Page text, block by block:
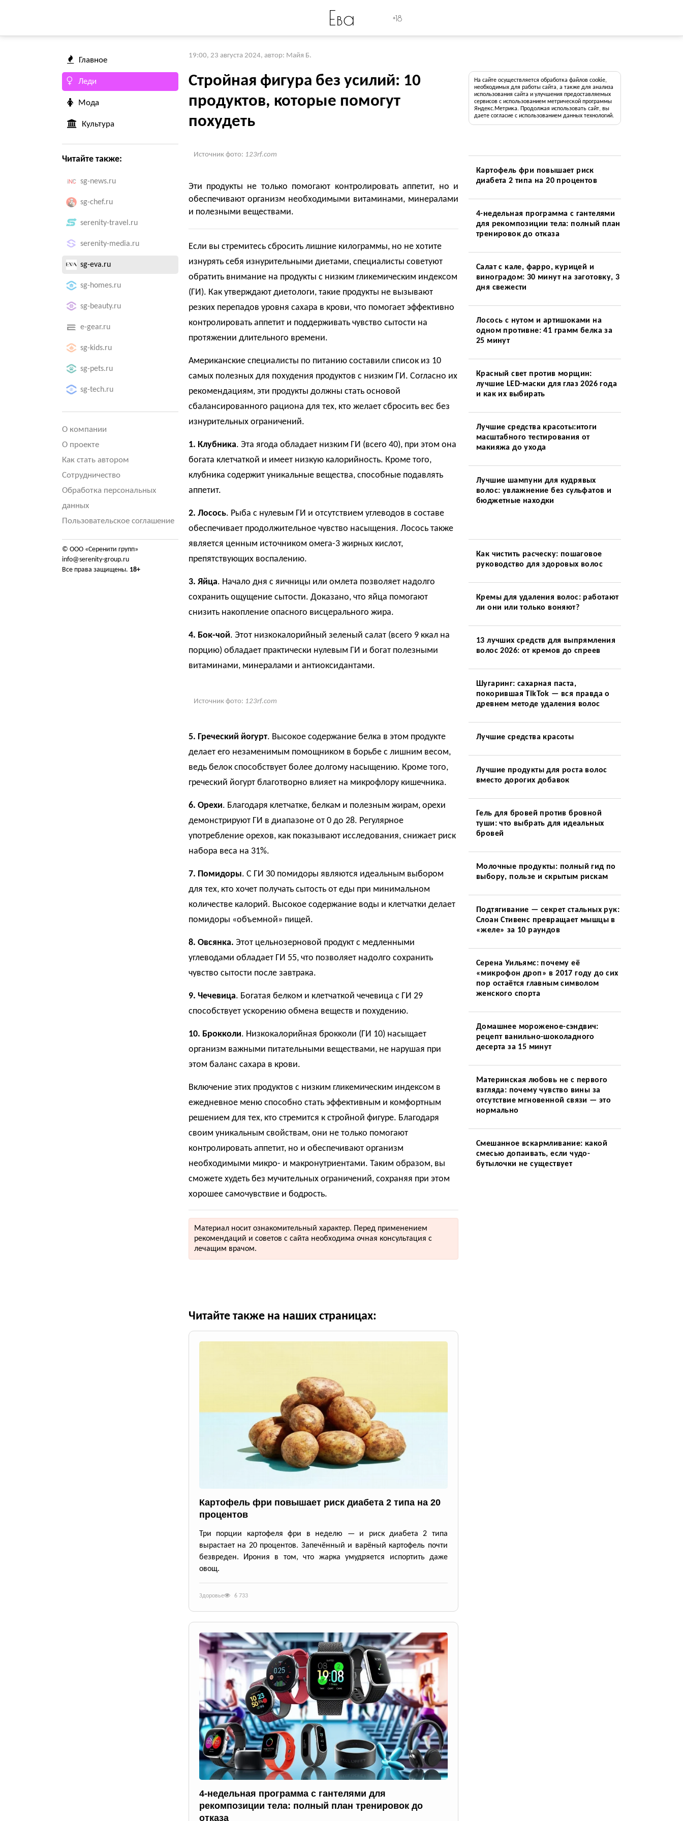
Ева +18
Главное
Леди
Мода
Культура
Читайте также:
sg-news.ru
sg-chef.ru
serenity-travel.ru
serenity-media.ru
sg-eva.ru
sg-homes.ru
sg-beauty.ru
e-gear.ru
sg-kids.ru
sg-pets.ru
sg-tech.ru
О компании
О проекте
Как стать автором
Сотрудничество
Обработка персональных
данных
Пользовательское соглашение
© ООО «Серенити групп»
info@serenity-group.ru
Все права защищены. 18+
19:00, 23 августа 2024, автор: Майя Б.
Стройная фигура без усилий: 10
продуктов, которые помогут
похудеть
Источник фото: 123rf.com
Эти продукты не только помогают контролировать аппетит, но и
обеспечивают организм необходимыми витаминами, минералами
и полезными веществами.
Если вы стремитесь сбросить лишние килограммы, но не хотите
изнурять себя изнурительными диетами, специалисты советуют
обратить внимание на продукты с низким гликемическим индексом
(ГИ). Как утверждают диетологи, такие продукты не вызывают
резких перепадов уровня сахара в крови, что помогает эффективно
контролировать аппетит и поддерживать чувство сытости на
протяжении длительного времени.
Американские специалисты по питанию составили список из 10
самых полезных для похудения продуктов с низким ГИ. Согласно их
рекомендациям, эти продукты должны стать основой
сбалансированного рациона для тех, кто желает сбросить вес без
изнурительных ограничений.
1. Клубника. Эта ягода обладает низким ГИ (всего 40), при этом она
богата клетчаткой и имеет низкую калорийность. Кроме того,
клубника содержит уникальные вещества, способные подавлять
аппетит.
2. Лосось. Рыба с нулевым ГИ и отсутствием углеводов в составе
обеспечивает продолжительное чувство насыщения. Лосось также
является ценным источником омега-3 жирных кислот,
препятствующих воспалению.
3. Яйца. Начало дня с яичницы или омлета позволяет надолго
сохранить ощущение сытости. Доказано, что яйца помогают
снизить накопление опасного висцерального жира.
4. Бок-чой. Этот низкокалорийный зеленый салат (всего 9 ккал на
порцию) обладает практически нулевым ГИ и богат полезными
витаминами, минералами и антиоксидантами.
Источник фото: 123rf.com
5. Греческий йогурт. Высокое содержание белка в этом продукте
делает его незаменимым помощником в борьбе с лишним весом,
ведь белок способствует более долгому насыщению. Кроме того,
греческий йогурт благотворно влияет на микрофлору кишечника.
6. Орехи. Благодаря клетчатке, белкам и полезным жирам, орехи
демонстрируют ГИ в диапазоне от 0 до 28. Регулярное
употребление орехов, как показывают исследования, снижает риск
набора веса на 31%.
7. Помидоры. С ГИ 30 помидоры являются идеальным выбором
для тех, кто хочет получать сытость от еды при минимальном
количестве калорий. Высокое содержание воды и клетчатки делает
помидоры «объемной» пищей.
8. Овсянка. Этот цельнозерновой продукт с медленными
углеводами обладает ГИ 55, что позволяет надолго сохранить
чувство сытости после завтрака.
9. Чечевица. Богатая белком и клетчаткой чечевица с ГИ 29
способствует ускорению обмена веществ и похудению.
10. Брокколи. Низкокалорийная брокколи (ГИ 10) насыщает
организм важными питательными веществами, не нарушая при
этом баланс сахара в крови.
Включение этих продуктов с низким гликемическим индексом в
ежедневное меню способно стать эффективным и комфортным
решением для тех, кто стремится к стройной фигуре. Благодаря
своим уникальным свойствам, они не только помогают
контролировать аппетит, но и обеспечивают организм
необходимыми микро- и макронутриентами. Таким образом, вы
сможете худеть без мучительных ограничений, сохраняя при этом
хорошее самочувствие и бодрость.
Материал носит ознакомительный характер. Перед применением
рекомендаций и советов с сайта необходима очная консультация с
лечащим врачом.
Читайте также на наших страницах:
Картофель фри повышает риск диабета 2 типа на 20
процентов
Три порции картофеля фри в неделю — и риск диабета 2 типа
вырастает на 20 процентов. Запечённый и варёный картофель почти
безвреден. Ирония в том, что жарка умудряется испортить даже
овощ.
Здоровье 6 733
4-недельная программа с гантелями для
рекомпозиции тела: полный план тренировок до
отказа
На сайте осуществляется обработка файлов cookie,
необходимых для работы сайта, а также для анализа
использования сайта и улучшения предоставляемых
сервисов с использованием метрической программы
Яндекс.Метрика. Продолжая использовать сайт, вы
даете согласие с использованием данных технологий.
Картофель фри повышает риск
диабета 2 типа на 20 процентов
4-недельная программа с гантелями
для рекомпозиции тела: полный план
тренировок до отказа
Салат с кале, фарро, курицей и
виноградом: 30 минут на заготовку, 3
дня свежести
Лосось с нутом и артишоками на
одном противне: 41 грамм белка за
25 минут
Красный свет против морщин:
лучшие LED-маски для глаз 2026 года
и как их выбирать
Лучшие средства красоты:итоги
масштабного тестирования от
макияжа до ухода
Лучшие шампуни для кудрявых
волос: увлажнение без сульфатов и
бюджетные находки
Как чистить расческу: пошаговое
руководство для здоровых волос
Кремы для удаления волос: работают
ли они или только воняют?
13 лучших средств для выпрямления
волос 2026: от кремов до спреев
Шугаринг: сахарная паста,
покорившая TikTok — вся правда о
древнем методе удаления волос
Лучшие средства красоты
Лучшие продукты для роста волос
вместо дорогих добавок
Гель для бровей против бровной
туши: что выбрать для идеальных
бровей
Молочные продукты: полный гид по
выбору, пользе и скрытым рискам
Подтягивание — секрет стальных рук:
Слоан Стивенс превращает мышцы в
«желе» за 10 раундов
Серена Уильямс: почему её
«микрофон дроп» в 2017 году до сих
пор остаётся главным символом
женского спорта
Домашнее мороженое-сэндвич:
рецепт ванильно-шоколадного
десерта за 15 минут
Материнская любовь не с первого
взгляда: почему чувство вины за
отсутствие мгновенной связи — это
нормально
Смешанное вскармливание: какой
смесью допаивать, если чудо-
бутылочки не существует